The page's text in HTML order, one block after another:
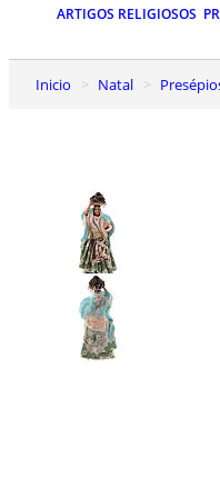
ARTIGOS RELIGIOSOS
Inicio Natal